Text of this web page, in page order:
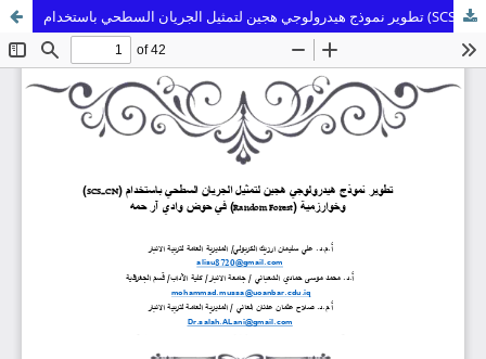
تطوير نموذج هيدرولوجي هجين لتمثيل الجريان السطحي باستخدام (SCS-CN) وخوارزمية (Random Forest) في حوض وادي آر حمه